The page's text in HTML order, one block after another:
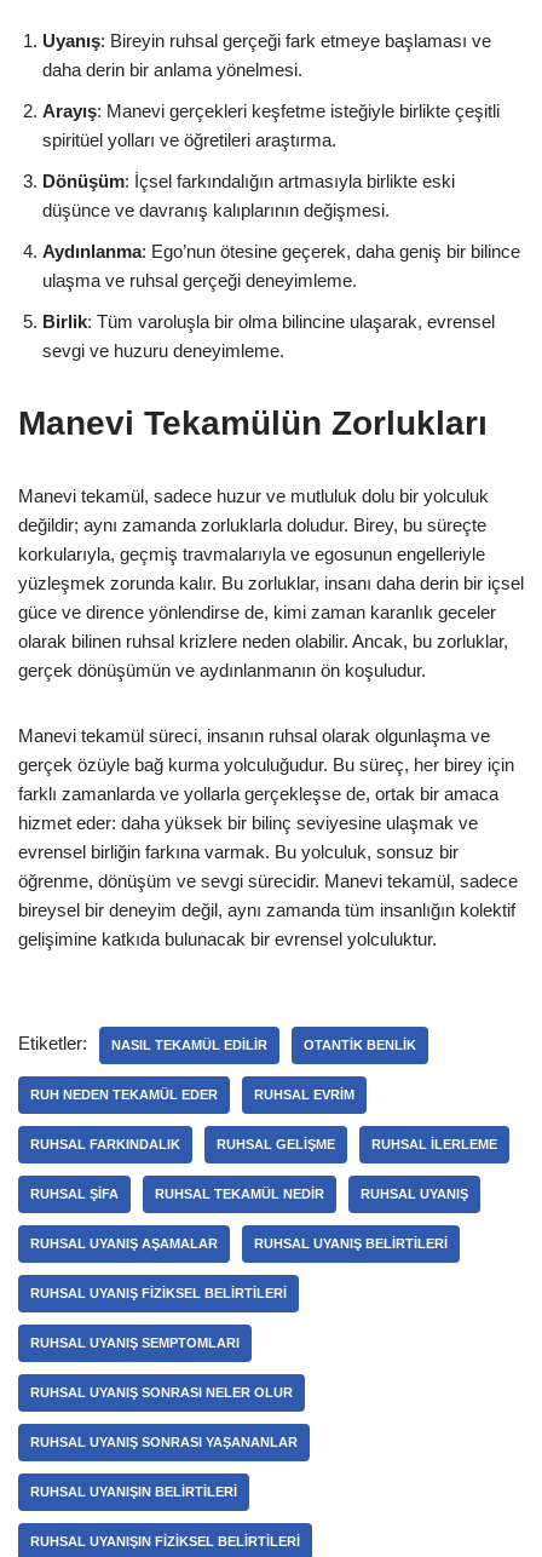
Uyanış: Bireyin ruhsal gerçeği fark etmeye başlaması ve
daha derin bir anlama yönelmesi.
Arayış: Manevi gerçekleri keşfetme isteğiyle birlikte çeşitli
spiritüel yolları ve öğretileri araştırma.
Dönüşüm: İçsel farkındalığın artmasıyla birlikte eski
düşünce ve davranış kalıplarının değişmesi.
Aydınlanma: Ego’nun ötesine geçerek, daha geniş bir bilince
ulaşma ve ruhsal gerçeği deneyimleme.
Birlik: Tüm varoluşla bir olma bilincine ulaşarak, evrensel
sevgi ve huzuru deneyimleme.
Manevi Tekamülün Zorlukları
Manevi tekamül, sadece huzur ve mutluluk dolu bir yolculuk
değildir; aynı zamanda zorluklarla doludur. Birey, bu süreçte
korkularıyla, geçmiş travmalarıyla ve egosunun engelleriyle
yüzleşmek zorunda kalır. Bu zorluklar, insanı daha derin bir içsel
güce ve dirence yönlendirse de, kimi zaman karanlık geceler
olarak bilinen ruhsal krizlere neden olabilir. Ancak, bu zorluklar,
gerçek dönüşümün ve aydınlanmanın ön koşuludur.
Manevi tekamül süreci, insanın ruhsal olarak olgunlaşma ve
gerçek özüyle bağ kurma yolculuğudur. Bu süreç, her birey için
farklı zamanlarda ve yollarla gerçekleşse de, ortak bir amaca
hizmet eder: daha yüksek bir bilinç seviyesine ulaşmak ve
evrensel birliğin farkına varmak. Bu yolculuk, sonsuz bir
öğrenme, dönüşüm ve sevgi sürecidir. Manevi tekamül, sadece
bireysel bir deneyim değil, aynı zamanda tüm insanlığın kolektif
gelişimine katkıda bulunacak bir evrensel yolculuktur.
Etiketler: NASIL TEKAMÜL EDILIR OTANTIK BENLIK
RUH NEDEN TEKAMÜL EDER RUHSAL EVRIM
RUHSAL FARKINDALIK RUHSAL GELIŞME RUHSAL ILERLEME
RUHSAL ŞIFA RUHSAL TEKAMÜL NEDIR RUHSAL UYANIŞ
RUHSAL UYANIŞ AŞAMALAR RUHSAL UYANIŞ BELIRTILERI
RUHSAL UYANIŞ FIZIKSEL BELIRTILERI
RUHSAL UYANIŞ SEMPTOMLARI
RUHSAL UYANIŞ SONRASI NELER OLUR
RUHSAL UYANIŞ SONRASI YAŞANANLAR
RUHSAL UYANIŞIN BELIRTILERI
RUHSAL UYANIŞIN FIZIKSEL BELIRTILERI